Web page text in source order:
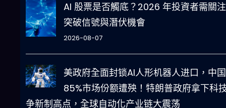
AI 股票是否觸底？2026 年投資者需關
突破信號與潛伏機會
2026-08-07
美政府全面封锁AI人形机器人进口，中国
85%市场份额遭殃！特朗普政府拿下科
争新制高点，全球自动化产业链大震荡